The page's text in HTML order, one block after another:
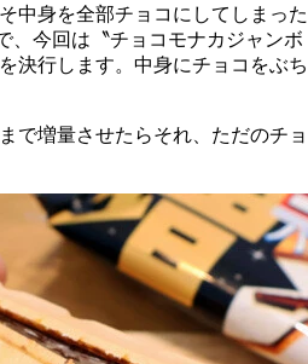
中身を全部チョコにしてしまった
今回は〝チョコモナカジャンボ
決行します。中身にチョコをぶち
で増量させたらそれ、ただのチョ